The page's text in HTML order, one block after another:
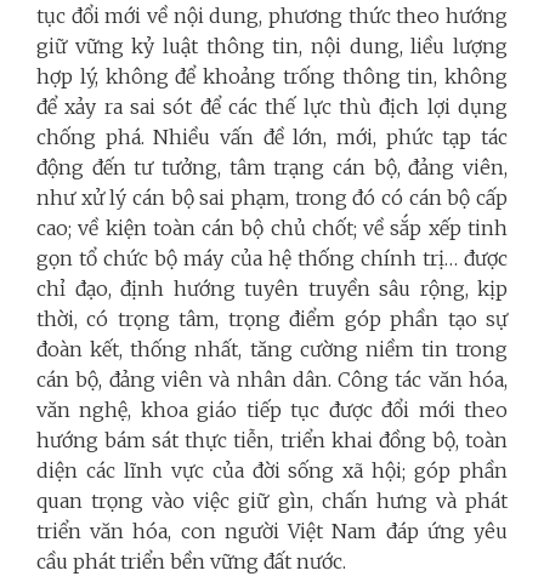
tục đổi mới về nội dung, phương thức theo hướng
giữ vững kỷ luật thông tin, nội dung, liều lượng
hợp lý, không để khoảng trống thông tin, không
để xảy ra sai sót để các thế lực thù địch lợi dụng
chống phá. Nhiều vấn đề lớn, mới, phức tạp tác
động đến tư tưởng, tâm trạng cán bộ, đảng viên,
như xử lý cán bộ sai phạm, trong đó có cán bộ cấp
cao; về kiện toàn cán bộ chủ chốt; về sắp xếp tinh
gọn tổ chức bộ máy của hệ thống chính trị… được
chỉ đạo, định hướng tuyên truyền sâu rộng, kịp
thời, có trọng tâm, trọng điểm góp phần tạo sự
đoàn kết, thống nhất, tăng cường niềm tin trong
cán bộ, đảng viên và nhân dân. Công tác văn hóa,
văn nghệ, khoa giáo tiếp tục được đổi mới theo
hướng bám sát thực tiễn, triển khai đồng bộ, toàn
diện các lĩnh vực của đời sống xã hội; góp phần
quan trọng vào việc giữ gìn, chấn hưng và phát
triển văn hóa, con người Việt Nam đáp ứng yêu
cầu phát triển bền vững đất nước.